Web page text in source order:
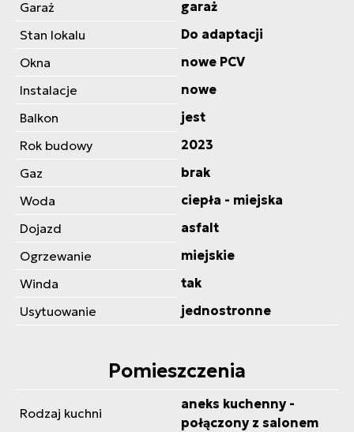
Garaż
garaż
Stan lokalu
Do adaptacji
Okna
nowe PCV
Instalacje
nowe
Balkon
jest
Rok budowy
2023
Gaz
brak
Woda
ciepła - miejska
Dojazd
asfalt
Ogrzewanie
miejskie
Winda
tak
Usytuowanie
jednostronne
Pomieszczenia
Rodzaj kuchni
aneks kuchenny -
połączony z salonem